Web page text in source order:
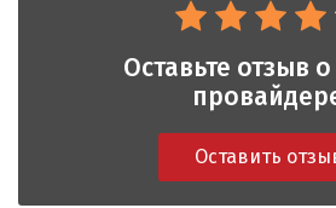
Оставьте отзыв
Оставить